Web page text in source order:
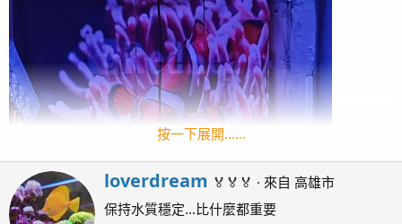
按一下展開……
W
i
loverdream 🏅🏅🏅 · 來自 高雄市
保持水質穩定...比什麼都重要